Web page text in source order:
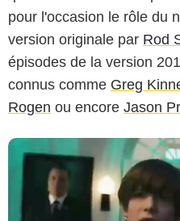
pour l'occasion le rôle du
version originale par Rod
épisodes de la version
connus comme Greg
Rogen ou encore Jason